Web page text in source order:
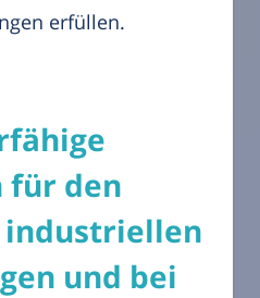
erfüllen.
für den
industriellen
und bei